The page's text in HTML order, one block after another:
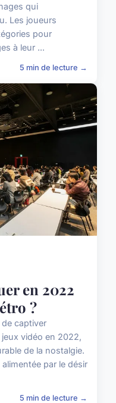
qui
Les joueurs
pour
à leur ...
5 min de lecture →
en 2022
?
captiver
vidéo en 2022,
de la nostalgie.
par le désir
5 min de lecture →